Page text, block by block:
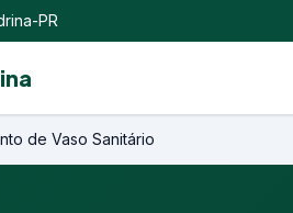
PR
de Vaso Sanitário